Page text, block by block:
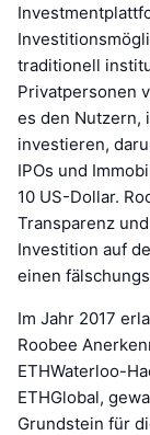
traditionell
Privatpersonen
es den Nutzern,
investieren,
IPOs und
10 US-Dollar.
Transparenz
Investition auf
einen
Im Jahr 2017
Roobee
ETHWaterloo-
ETHGlobal,
Grundstein für